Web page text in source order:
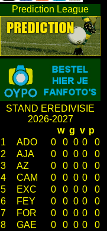
Prediction League
STAND EREDIVISIE
2026-2027
w g v p
1
ADO 0 0 0 0
0
2
AJA 0 0 0 0
0
3
AZ 0 0 0 0
0
4
CAM 0 0 0 0
0
5
EXC 0 0 0 0
0
6
FEY 0 0 0 0
0
7
FOR 0 0 0 0
0
8
GAE 0 0 0 0
0